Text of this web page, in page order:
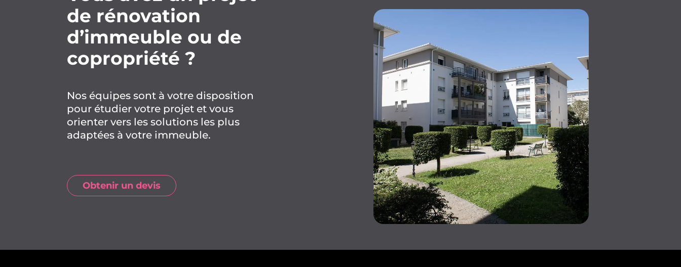
de rénovation
d’immeuble ou de
copropriété ?
Nos équipes sont à votre disposition
pour étudier votre projet et vous
orienter vers les solutions les plus
adaptées à votre immeuble.
Obtenir un devis